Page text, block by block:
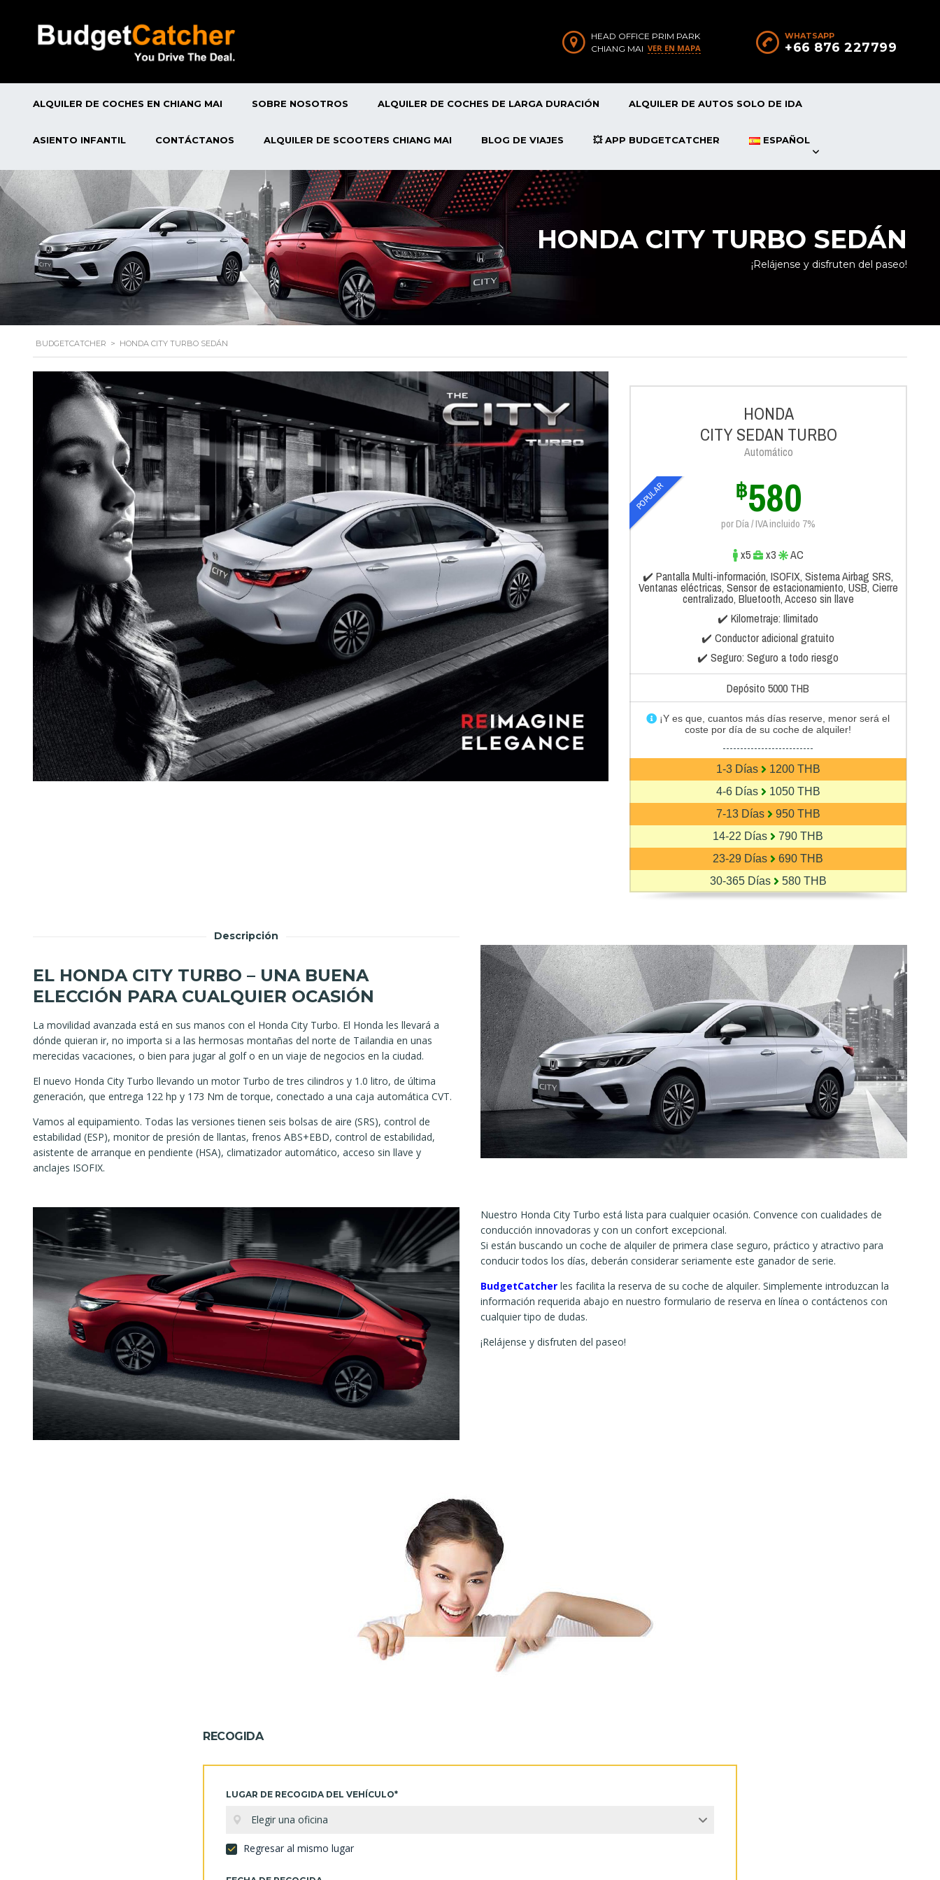
WHATSAPP
+66 876 227799
HEAD OFFICE PRIM PARK
CHIANG MAI VER EN MAPA
ALQUILER DE COCHES EN CHIANG MAI SOBRE NOSOTROS ALQUILER DE COCHES DE LARGA DURACIÓN ALQUILER DE AUTOS SOLO DE IDA
ASIENTO INFANTIL CONTÁCTANOS ALQUILER DE SCOOTERS CHIANG MAI BLOG DE VIAJES 💥 APP BUDGETCATCHER ESPAÑOL
HONDA CITY TURBO SEDÁN
¡Relájense y disfruten del paseo!
BUDGETCATCHER > HONDA CITY TURBO SEDÁN
HONDA
CITY SEDAN TURBO
Automático
POPULAR ฿580
por Día / IVA incluido 7%
x5 x3
AC
✔️ Pantalla Multi-información, ISOFIX, Sistema Airbag SRS,
Ventanas eléctricas, Sensor de estacionamiento, USB, Cierre
centralizado, Bluetooth, Acceso sin llave
✔️ Kilometraje: Ilimitado
✔️ Conductor adicional gratuito
✔️ Seguro: Seguro a todo riesgo
Depósito 5000 THB
¡Y es que, cuantos más días reserve, menor será el
coste por día de su coche de alquiler!
--------------------------
1-3 Días
1200 THB
4-6 Días
1050 THB
7-13 Días
950 THB
14-22 Días
790 THB
23-29 Días
690 THB
30-365 Días
580 THB
Descripción
EL HONDA CITY TURBO – UNA BUENA
ELECCIÓN PARA CUALQUIER OCASIÓN
La movilidad avanzada está en sus manos con el Honda City Turbo. El Honda les llevará a
dónde quieran ir, no importa si a las hermosas montañas del norte de Tailandia en unas
merecidas vacaciones, o bien para jugar al golf o en un viaje de negocios en la ciudad.
El nuevo Honda City Turbo llevando un motor Turbo de tres cilindros y 1.0 litro, de última
generación, que entrega 122 hp y 173 Nm de torque, conectado a una caja automática CVT.
Vamos al equipamiento. Todas las versiones tienen seis bolsas de aire (SRS), control de
estabilidad (ESP), monitor de presión de llantas, frenos ABS+EBD, control de estabilidad,
asistente de arranque en pendiente (HSA), climatizador automático, acceso sin llave y
anclajes ISOFIX.
Nuestro Honda City Turbo está lista para cualquier ocasión. Convence con cualidades de
conducción innovadoras y con un confort excepcional.
Si están buscando un coche de alquiler de primera clase seguro, práctico y atractivo para
conducir todos los días, deberán considerar seriamente este ganador de serie.
BudgetCatcher les facilita la reserva de su coche de alquiler. Simplemente introduzcan la
información requerida abajo en nuestro formulario de reserva en línea o contáctenos con
cualquier tipo de dudas.
¡Relájense y disfruten del paseo!
RECOGIDA
LUGAR DE RECOGIDA DEL VEHÍCULO*
Elegir una oficina
Regresar al mismo lugar